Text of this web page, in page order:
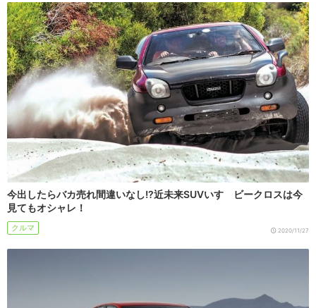
今出したらバカ売れ間違いなし!?近未来SUVいすゞビークロスは今
見てもオシャレ！
クルマ 2020/11/27